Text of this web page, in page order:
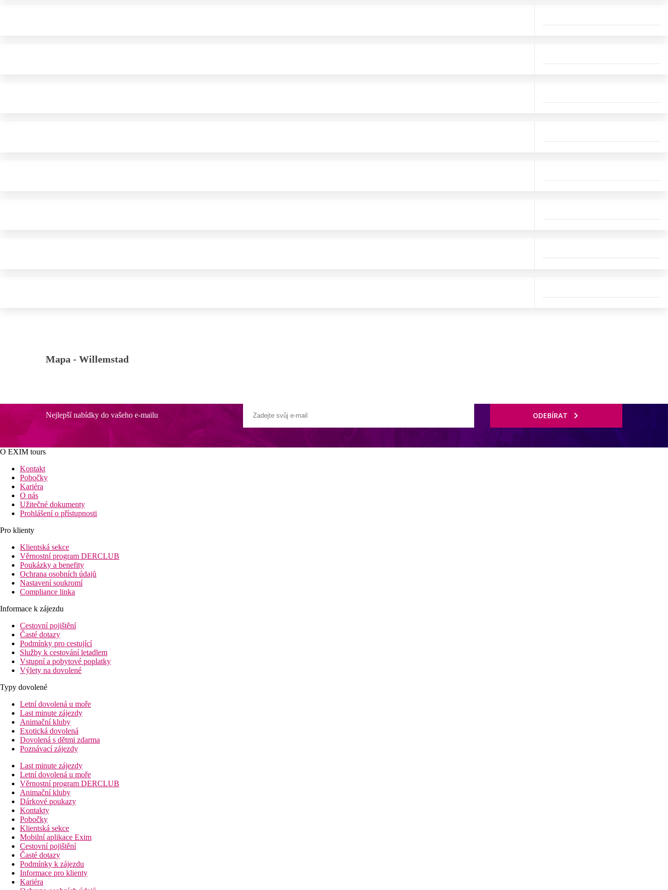
Mapa - Willemstad
Nejlepší nabídky do vašeho e-mailu ODEBÍRAT
O EXIM tours
Kontakt
Pobočky
Kariéra
O nás
Užitečné dokumenty
Prohlášení o přístupnosti
Pro klienty
Klientská sekce
Věrnostní program DERCLUB
Poukázky a benefity
Ochrana osobních údajů
Nastavení soukromí
Compliance linka
Informace k zájezdu
Cestovní pojištění
Časté dotazy
Podmínky pro cestující
Služby k cestování letadlem
Vstupní a pobytové poplatky
Výlety na dovolené
Typy dovolené
Letní dovolená u moře
Last minute zájezdy
Animační kluby
Exotická dovolená
Dovolená s dětmi zdarma
Poznávací zájezdy
Last minute zájezdy
Letní dovolená u moře
Věrnostní program DERCLUB
Animační kluby
Dárkové poukazy
Kontakty
Pobočky
Klientská sekce
Mobilní aplikace Exim
Cestovní pojištění
Časté dotazy
Podmínky k zájezdu
Informace pro klienty
Kariéra